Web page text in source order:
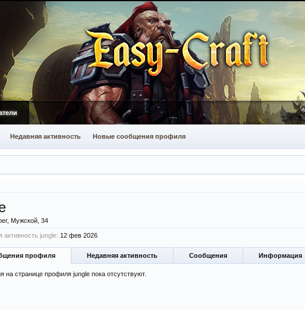
, Мужской, 34
активность jungle: 12 фев 2026
профиля Недавняя активность Сообщения Информация
на странице профиля jungle пока отсутствуют.
Недавняя активность Новые сообщения профиля